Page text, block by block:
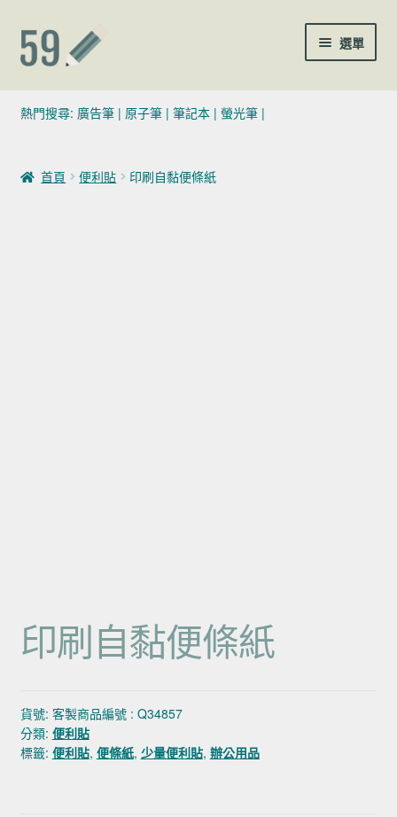
跳至導覽列
跳至主要內容 選單
(02)7729-4140
聯絡我們
熱門搜尋: 廣告筆| 原子筆| 筆記本| 螢光筆|
首頁 便利貼 印刷自黏便條紙
印刷自黏便條紙
貨號: 客製商品編號 : Q34857
分類: 便利貼
標籤: 便利貼, 便條紙, 少量便利貼, 辦公用品